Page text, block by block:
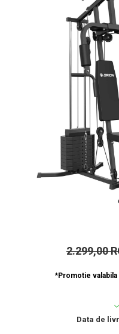
Genti si rucsacuri
Tricouri, pantaloni, bluze
Costume profesionale inot
2.299,00
*Promotie
Data de